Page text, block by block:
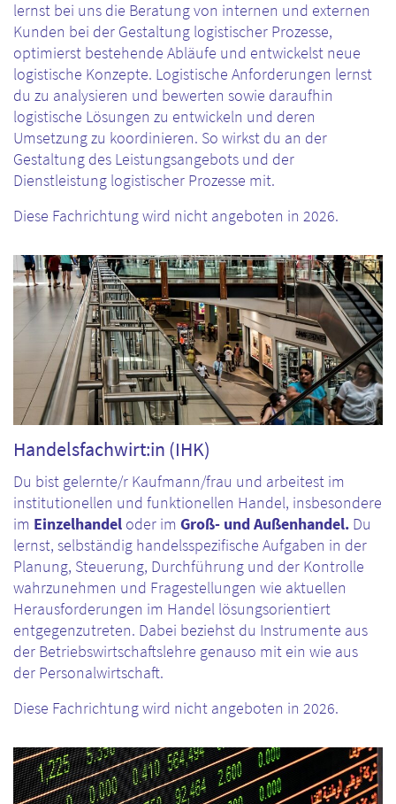
lernst bei uns die Beratung von internen und externen
Kunden bei der Gestaltung logistischer Prozesse,
optimierst bestehende Abläufe und entwickelst neue
logistische Konzepte. Logistische Anforderungen lernst
du zu analysieren und bewerten sowie daraufhin
logistische Lösungen zu entwickeln und deren
Umsetzung zu koordinieren. So wirkst du an der
Gestaltung des Leistungsangebots und der
Dienstleistung logistischer Prozesse mit.
Diese Fachrichtung wird nicht angeboten in 2026.
Handelsfachwirt:in (IHK)
Du bist gelernte/r Kaufmann/frau und arbeitest im
institutionellen und funktionellen Handel, insbesondere
im Einzelhandel oder im Groß- und Außenhandel. Du
lernst, selbständig handelsspezifische Aufgaben in der
Planung, Steuerung, Durchführung und der Kontrolle
wahrzunehmen und Fragestellungen wie aktuellen
Herausforderungen im Handel lösungsorientiert
entgegenzutreten. Dabei beziehst du Instrumente aus
der Betriebswirtschaftslehre genauso mit ein wie aus
der Personalwirtschaft.
Diese Fachrichtung wird nicht angeboten in 2026.